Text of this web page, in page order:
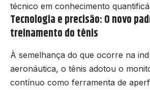
técnico em conhecimento
Tecnologia e precisão: O novo
treinamento do tênis
À semelhança do que ocorre na
aeronáutica, o tênis adotou o
contínuo como ferramenta de